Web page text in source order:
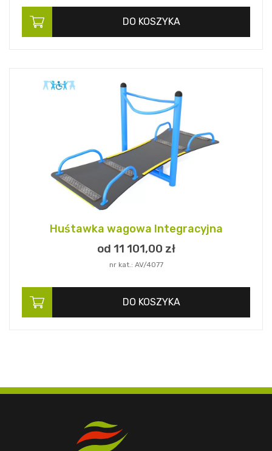
DO KOSZYKA
Huśtawka wagowa Integracyjna
od 11 101,00 zł
nr kat.: AV/4077
DO KOSZYKA